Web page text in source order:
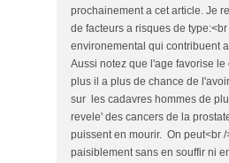
prochainement a cet article. Je
de facteurs a risques de
environemental qui contribuent
Aussi notez que l'age favorise
plus il a plus de chance de
sur les cadavres hommes de
revele' des cancers de la
puissent en mourir. On peut<br
paisiblement sans en souffir ni